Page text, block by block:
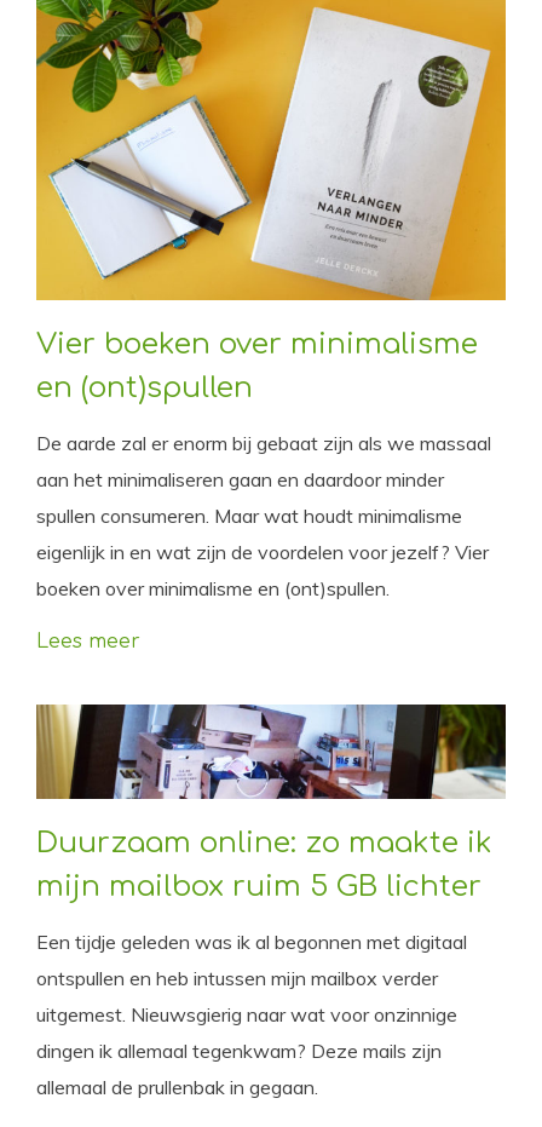
Vier boeken over minimalisme
en (ont)spullen
De aarde zal er enorm bij gebaat zijn als we massaal
aan het minimaliseren gaan en daardoor minder
spullen consumeren. Maar wat houdt minimalisme
eigenlijk in en wat zijn de voordelen voor jezelf? Vier
boeken over minimalisme en (ont)spullen.
Lees meer
Duurzaam online: zo maakte ik
mijn mailbox ruim 5 GB lichter
Een tijdje geleden was ik al begonnen met digitaal
ontspullen en heb intussen mijn mailbox verder
uitgemest. Nieuwsgierig naar wat voor onzinnige
dingen ik allemaal tegenkwam? Deze mails zijn
allemaal de prullenbak in gegaan.